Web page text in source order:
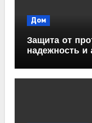
Дом
Защита от
надежность и